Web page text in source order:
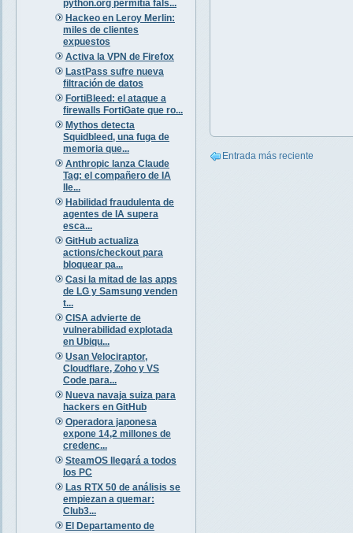
python.org permitía fals...
Hackeo en Leroy Merlin:
miles de clientes
expuestos
Activa la VPN de Firefox
LastPass sufre nueva
filtración de datos
FortiBleed: el ataque a
firewalls FortiGate que ro...
Mythos detecta
Squidbleed, una fuga de
memoria que...
Anthropic lanza Claude
Tag: el compañero de IA
lle...
Habilidad fraudulenta de
agentes de IA supera
esca...
GitHub actualiza
actions/checkout para
bloquear pa...
Casi la mitad de las apps
de LG y Samsung venden
t...
CISA advierte de
vulnerabilidad explotada
en Ubiqu...
Usan Velociraptor,
Cloudflare, Zoho y VS
Code para...
Nueva navaja suiza para
hackers en GitHub
Operadora japonesa
expone 14,2 millones de
credenc...
SteamOS llegará a todos
los PC
Las RTX 50 de análisis se
empiezan a quemar:
Club3...
El Departamento de
Entrada más reciente